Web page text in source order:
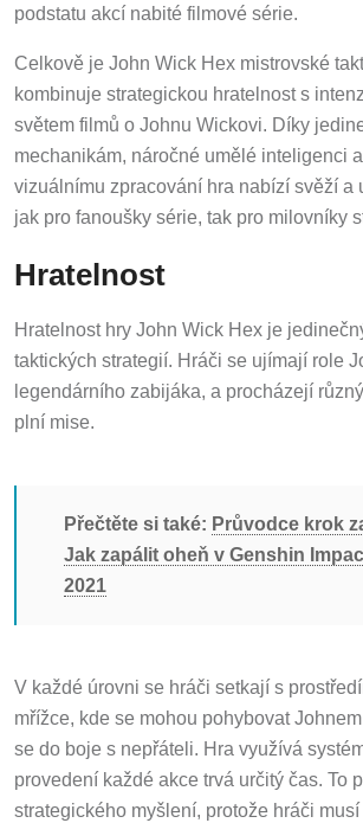
podstatu akcí nabité filmové série.
Celkově je John Wick Hex mistrovské
kombinuje strategickou hratelnost s
světem filmů o Johnu Wickovi. Díky
mechanikám, náročné umělé inteligenci
vizuálnímu zpracování hra nabízí svěží a
jak pro fanoušky série, tak pro milovníky
Hratelnost
Hratelnost hry John Wick Hex je
taktických strategií. Hráči se ujímají role
legendárního zabijáka, a procházejí
plní mise.
Přečtěte si také: Průvodce krok
Jak zapálit oheň v Genshin
2021
V každé úrovni se hráči setkají s
mřížce, kde se mohou pohybovat
se do boje s nepřáteli. Hra využívá
provedení každé akce trvá určitý čas. To
strategického myšlení, protože hráči